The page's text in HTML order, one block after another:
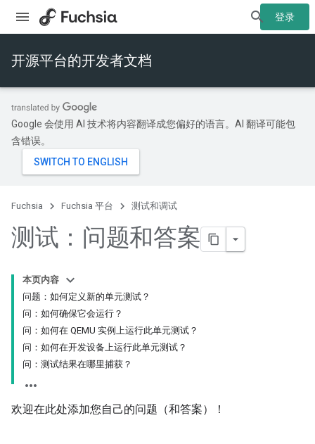
登录
开源平台的开发者文档
Google 会使用 AI 技术将内容翻译成您偏好的语言。AI 翻译可能包
含错误。
Fuchsia Fuchsia 平台 测试和调试
测试：问题和答案
本页内容
问题：如何定义新的单元测试？
问：如何确保它会运行？
问：如何在 QEMU 实例上运行此单元测试？
问：如何在开发设备上运行此单元测试？
问：测试结果在哪里捕获？
欢迎在此处添加您自己的问题（和答案）！